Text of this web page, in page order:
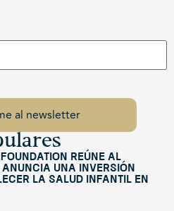
Foundation reúne al
una inversión
la salud infantil en